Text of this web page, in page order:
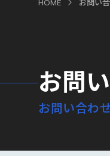
HOME お問い
お問
お問い合わ